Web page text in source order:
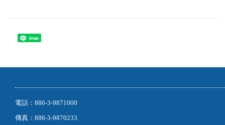
Share
電話：886-3-9871000
傳真：886-3-9870233